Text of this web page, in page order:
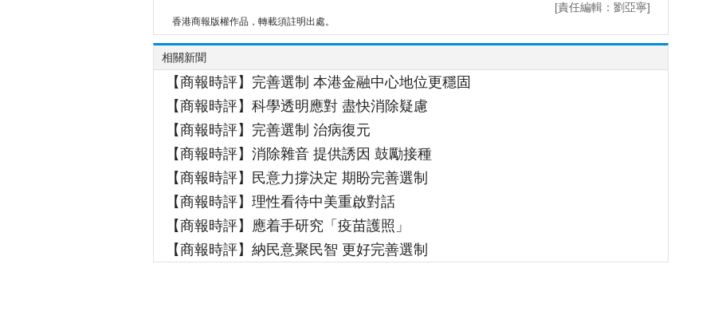
[責任編輯：劉亞寧]
香港商報版權作品，轉載須註明出處。
相關新聞
【商報時評】完善選制 本港金融中心地位更穩固
【商報時評】科學透明應對 盡快消除疑慮
【商報時評】完善選制 治病復元
【商報時評】消除雜音 提供誘因 鼓勵接種
【商報時評】民意力撐決定 期盼完善選制
【商報時評】理性看待中美重啟對話
【商報時評】應着手研究「疫苗護照」
【商報時評】納民意聚民智 更好完善選制